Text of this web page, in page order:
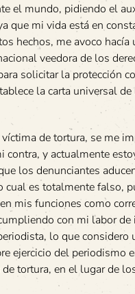
el mundo, pidiendo el
que mi vida está en
hechos, me avoco hacía
veedora de los
solicitar la protección
la carta universal de
víctima de tortura, se me
contra, y actualmente
los denunciantes
cual es totalmente falso,
mis funciones como
con mi labor
lo que considero
ejercicio del periodismo
tortura, en el lugar de